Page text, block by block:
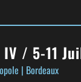
IV / 5-11
| Bordeaux